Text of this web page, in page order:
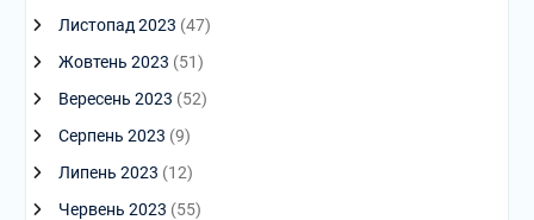
Листопад 2023 (47)
Жовтень 2023 (51)
Вересень 2023 (52)
Серпень 2023 (9)
Липень 2023 (12)
Червень 2023 (55)